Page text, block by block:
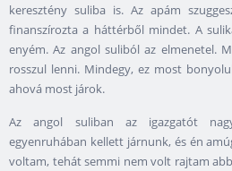
keresztény suliba is. Az apám
finanszírozta a háttérből mindet. A
enyém. Az angol suliból az elmenetel.
rosszul lenni. Mindegy, ez most
ahová most járok.
Az angol suliban az igazgatót
egyenruhában kellett járnunk, és én
voltam, tehát semmi nem volt rajtam